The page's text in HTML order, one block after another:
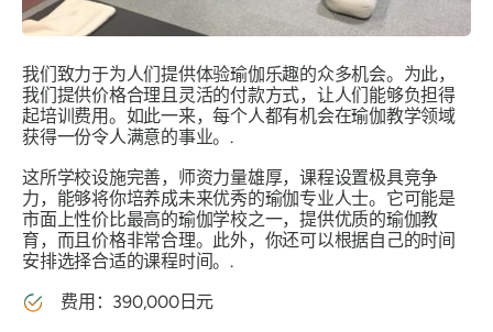
我们致力于为人们提供体验瑜伽乐趣的众多机会。为此，
我们提供价格合理且灵活的付款方式，让人们能够负担得
起培训费用。如此一来，每个人都有机会在瑜伽教学领域
获得一份令人满意的事业。.
这所学校设施完善，师资力量雄厚，课程设置极具竞争
力，能够将你培养成未来优秀的瑜伽专业人士。它可能是
市面上性价比最高的瑜伽学校之一，提供优质的瑜伽教
育，而且价格非常合理。此外，你还可以根据自己的时间
安排选择合适的课程时间。.
费用：390,000日元